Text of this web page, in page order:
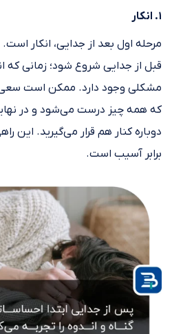
۱. انکار
مرحله اول بعد از جدایی، انکار
قبل از جدایی شروع شود؛ زمانی که
مشکلی وجود دارد. ممکن است سعی
که همه چیز درست می‌شود و در
دوباره کنار هم قرار می‌گیرید. این
برابر آسیب است.